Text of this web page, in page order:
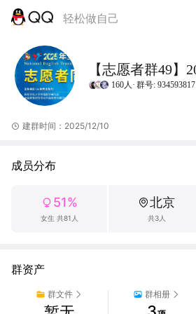
轻松做自己
160人· 群号: 934593817
建群时间：2025/12/10
成员分布
51%
女生 共81人
北京
共3人
群资产
群文件 群相册